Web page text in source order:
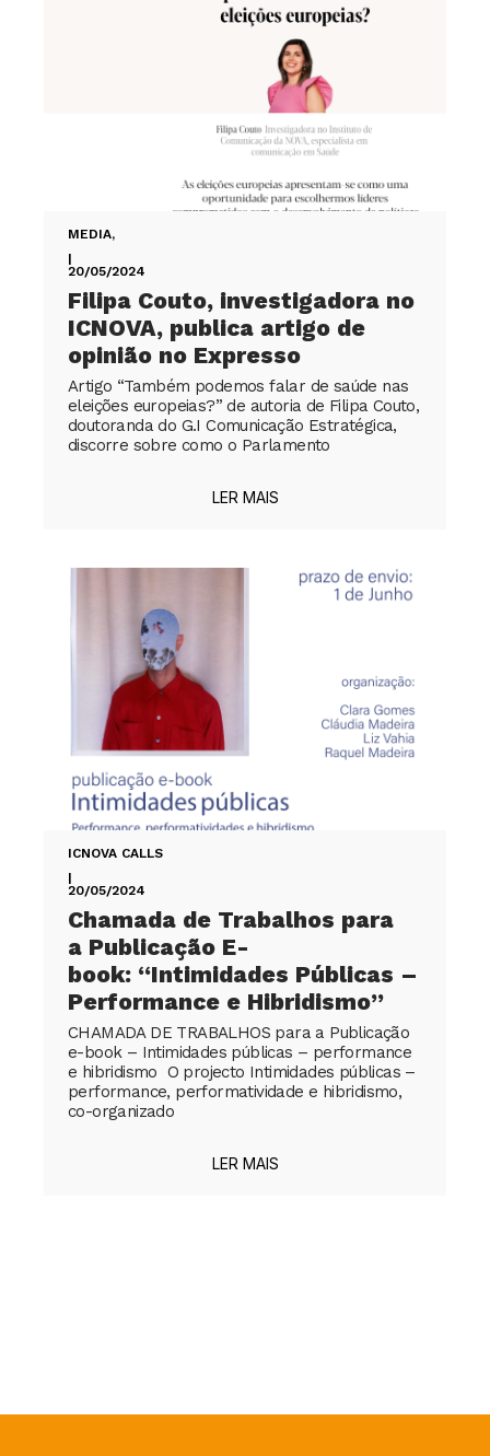
MEDIA,
|
20/05/2024
Filipa Couto, investigadora no
ICNOVA, publica artigo de
opinião no Expresso
Artigo “Também podemos falar de saúde nas
eleições europeias?” de autoria de Filipa Couto,
doutoranda do G.I Comunicação Estratégica,
discorre sobre como o Parlamento
LER MAIS
ICNOVA CALLS
|
20/05/2024
Chamada de Trabalhos para
a Publicação E-
book: “Intimidades Públicas –
Performance e Hibridismo”
CHAMADA DE TRABALHOS para a Publicação
e-book – Intimidades públicas – performance
e hibridismo O projecto Intimidades públicas –
performance, performatividade e hibridismo,
co-organizado
LER MAIS